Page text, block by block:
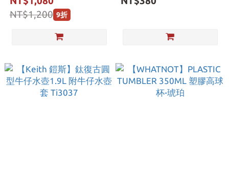
NT$1,200 9折